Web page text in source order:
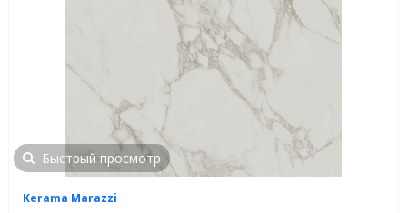
Быстрый просмотр
Kerama Marazzi